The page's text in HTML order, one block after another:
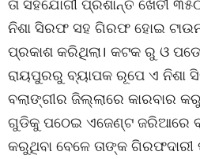
ତା ସହଯୋଗୀ ପ୍ରଶାନ୍ତ ଖେତୀ
ନିଶା ସିରଫ ସହ ଗିରଫ ହୋଇ ଟାଉନ
ପ୍ରକାଶ କରିଥିଲା। କଟକ ରୁ ଓ
ରାୟପୁରରୁ ବ୍ୟାପକ ରୂପେ ଏ ନିଶା
ବଲାଙ୍ଗୀର ଜିଲ୍ଲାରେ କାରବାର
ଗୁଡିକୁ ପଠେଇ ଏଜେଣ୍ଟ ଜରିଆରେ
କରୁଥିବା ବେଳେ ତାଙ୍କ